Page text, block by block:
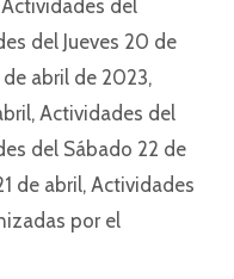
Actividades del
del Jueves 20 de
abril de 2023,
, Actividades del
del Sábado 22 de
de abril, Actividades
por el